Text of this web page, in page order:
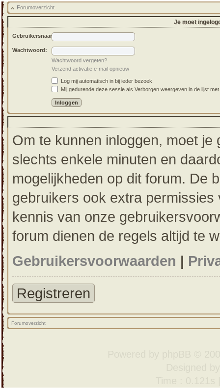
Forumoverzicht
Je moet
Gebruikersnaam:
Wachtwoord:
Wachtwoord vergeten?
Verzend activatie e-mail opnieuw
Log mij automatisch in bij ieder bezoek.
Mij gedurende deze sessie als Verborgen weergeven in de lijst
Om te kunnen inloggen, moet
slechts enkele minuten en
mogelijkheden op dit forum. De
gebruikers ook extra
kennis van onze
forum dienen de regels altijd te
Gebruikersvoorwaarden |
Registreren
Forumoverzicht